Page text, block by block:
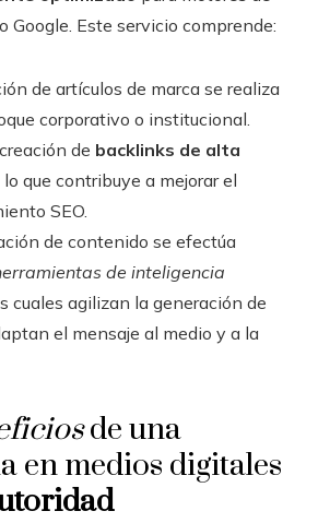
Google. Este servicio comprende:
de artículos de marca se realiza
corporativo o institucional.
de backlinks de alta
lo que contribuye a mejorar el
SEO.
de contenido se efectúa
de inteligencia
cuales agilizan la generación de
el mensaje al medio y a la
de una
en medios digitales